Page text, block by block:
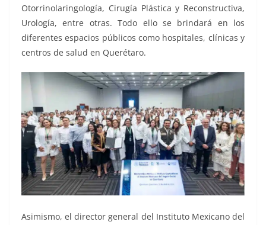
Otorrinolaringología, Cirugía Plástica y Reconstructiva,
Urología, entre otras. Todo ello se brindará en los
diferentes espacios públicos como hospitales, clínicas y
centros de salud en Querétaro.
Asimismo, el director general del Instituto Mexicano del